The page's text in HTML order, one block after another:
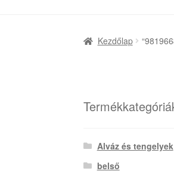
Kezdőlap
Alváz és tengelyek
belső